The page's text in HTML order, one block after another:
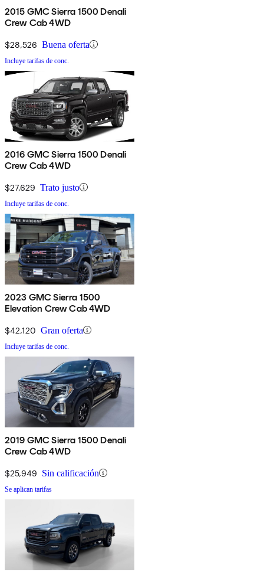
2015 GMC Sierra 1500 Denali
Crew Cab 4WD
$28,526 Buena oferta
Incluye tarifas de conc.
2016 GMC Sierra 1500 Denali
Crew Cab 4WD
$27,629 Trato justo
Incluye tarifas de conc.
2023 GMC Sierra 1500
Elevation Crew Cab 4WD
$42,120 Gran oferta
Incluye tarifas de conc.
2019 GMC Sierra 1500 Denali
Crew Cab 4WD
$25,949 Sin calificación
Se aplican tarifas